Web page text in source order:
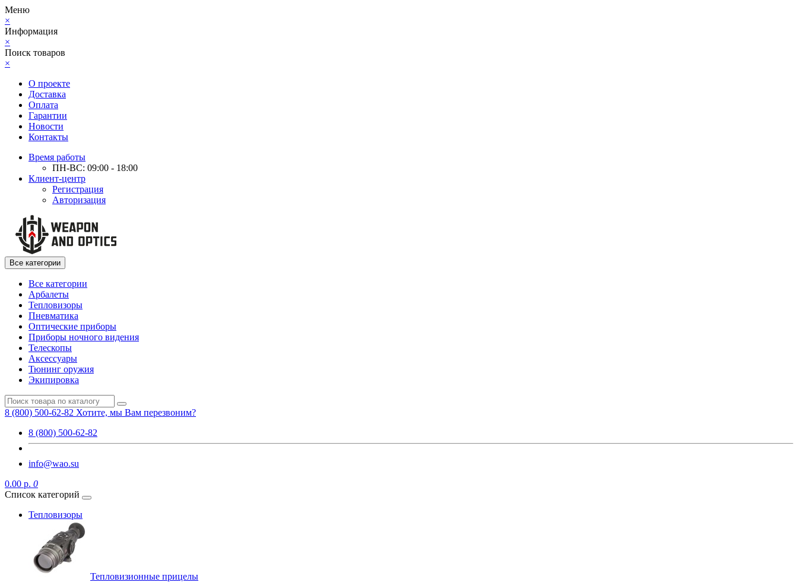
Меню
×
Информация
×
Поиск товаров
×
О проекте
Доставка
Оплата
Гарантии
Новости
Контакты
Время работы
ПН-ВС: 09:00 - 18:00
Клиент-центр
Регистрация
Авторизация
Все категории
Все категории
Арбалеты
Тепловизоры
Пневматика
Оптические приборы
Приборы ночного видения
Телескопы
Аксессуары
Тюнинг оружия
Экипировка
8 (800) 500-62-82 Хотите, мы Вам перезвоним?
8 (800) 500-62-82
info@wao.su
0.00 р. 0
Список категорий
Тепловизоры
Тепловизионные прицелы